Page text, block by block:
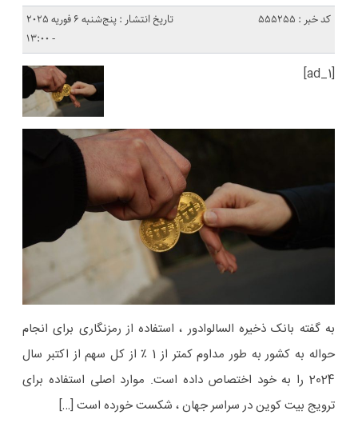
کد خبر : 555255
تاریخ انتشار : پنج‌شنبه 6 فوریه 2025
- 13:00
[ad_1]
به گفته بانک ذخیره السالوادور ، استفاده از رمزنگاری برای انجام
حواله به کشور به طور مداوم کمتر از 1 ٪ از کل سهم از اکتبر سال
2024 را به خود اختصاص داده است. موارد اصلی استفاده برای
ترویج بیت کوین در سراسر جهان ، شکست خورده است […]